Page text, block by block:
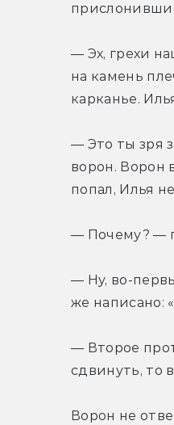
— Эх, грехи
на камень
карканье.
— Это ты зря
ворон. Ворон
попал, Илья
— Почему? —
— Ну, во-
же написано:
— Второе
сдвинуть, то
Ворон не